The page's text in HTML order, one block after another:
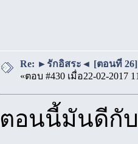
Re: ►รักอิสระ◄ [ตอนที่ 26]
«ตอบ #430 เมื่อ22-02-2017
ตอนนี้มันดีกับ